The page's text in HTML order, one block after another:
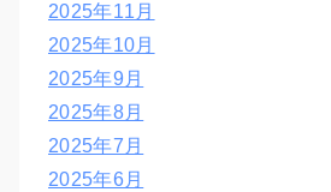
2025年11月
2025年10月
2025年9月
2025年8月
2025年7月
2025年6月